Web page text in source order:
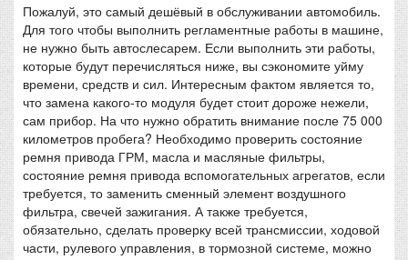
Пожалуй, это самый дешёвый в обслуживании автомобиль.
Для того чтобы выполнить регламентные работы в машине,
не нужно быть автослесарем. Если выполнить эти работы,
которые будут перечисляться ниже, вы сэкономите уйму
времени, средств и сил. Интересным фактом является то,
что замена какого-то модуля будет стоит дороже нежели,
сам прибор. На что нужно обратить внимание после 75 000
километров пробега? Необходимо проверить состояние
ремня привода ГРМ, масла и масляные фильтры,
состояние ремня привода вспомогательных агрегатов, если
требуется, то заменить сменный элемент воздушного
фильтра, свечей зажигания. А также требуется,
обязательно, сделать проверку всей трансмиссии, ходовой
части, рулевого управления, в тормозной системе, можно